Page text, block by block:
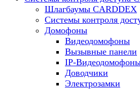
Шлагбаумы CARDDEX
Системы контроля
Домофоны
Видеодомофоны
Вызывные панели
IP-
Доводчики
Электрозамки